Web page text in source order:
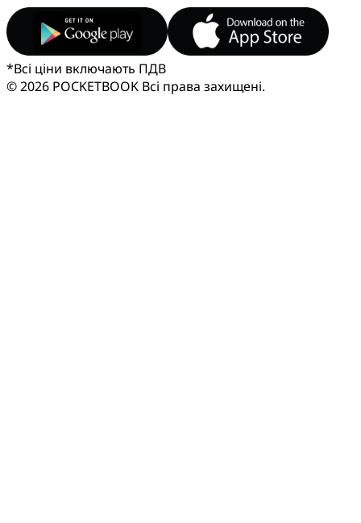
*Всі ціни включають ПДВ
© 2026 POCKETBOOK Всі права захищені.